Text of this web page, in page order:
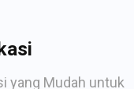
yang Mudah untuk